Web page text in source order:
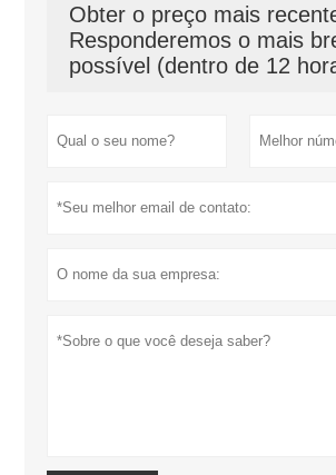
Obter o preço mais
Responderemos o mais
possível (dentro de 12